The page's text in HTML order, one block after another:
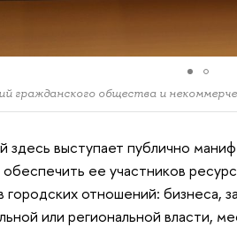
гражданского общества и
здесь выступает публично
ее участников
городских отношений: бизнеса,
или региональной власти,